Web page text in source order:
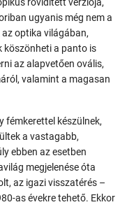
ugyanis még nem a
optika világában,
köszönheti a panto is
az alapvetően ovális,
valamint a magasan
fémkerettel készülnek,
a vastagabb,
ebben az esetben
megjelenése óta
az igazi visszatérés –
as évekre tehető. Ekkor